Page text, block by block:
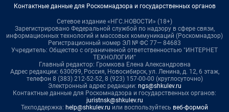
Контактные данные для Роскомнадзора и государственных органов
Сетевое издание «НГС.НОВОСТИ» (18+)
Зарегистрировано Федеральной службой по надзору в сфере связи,
информационных технологий и массовых коммуникаций (Роскомнадзор)
Регистрационный номер ЭЛ № ФС 77— 84683
Учредитель: Общество с ограниченной ответственностью "ИНТЕРНЕТ
ТЕХНОЛОГИИ"
Главный редактор: Громкова Елена Александровна
Адрес редакции: 630099, Россия, Новосибирск, ул. Ленина, д. 12, 6 этаж,
телефон 8 (383) 212-52-52, 8 (923) 157-00-00 (круглосуточно)
Электронный адрес редакции: ngs@shkulev.ru
Контактные данные для Роскомнадзора и государственных органов:
juristnsk@shkulev.ru
Техподдержка: help@shkulev.ru или воспользуйтесь веб-формой